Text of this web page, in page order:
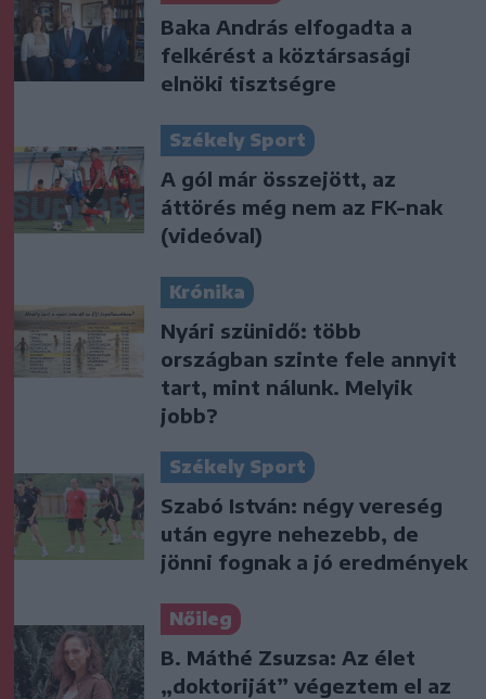
Baka András elfogadta a
felkérést a köztársasági
elnöki tisztségre
Székely Sport
A gól már összejött, az
áttörés még nem az FK-nak
(videóval)
Krónika
Nyári szünidő: több
országban szinte fele annyit
tart, mint nálunk. Melyik
jobb?
Székely Sport
Szabó István: négy vereség
után egyre nehezebb, de
jönni fognak a jó eredmények
Nőileg
B. Máthé Zsuzsa: Az élet
„doktoriját” végeztem el az